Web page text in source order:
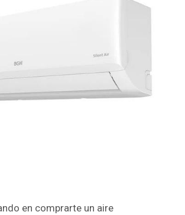
en comprarte un aire